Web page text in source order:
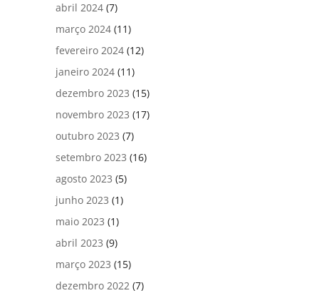
abril 2024 (7)
março 2024 (11)
fevereiro 2024 (12)
janeiro 2024 (11)
dezembro 2023 (15)
novembro 2023 (17)
outubro 2023 (7)
setembro 2023 (16)
agosto 2023 (5)
junho 2023 (1)
maio 2023 (1)
abril 2023 (9)
março 2023 (15)
dezembro 2022 (7)